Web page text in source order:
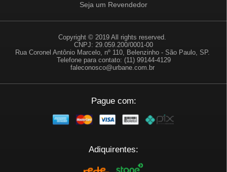
Seja um Revendedor
Copyright © 2019 All rights reserved.
CNPJ: 29.059.200/0001-00
Rua Coronel Antônio Marcelo, nº 110, Belenzinho - São Paulo, SP.
Telefone para contato: (11) 99144-4129
faleconosco@urbane.com.br
Pague com:
Adiquirentes: